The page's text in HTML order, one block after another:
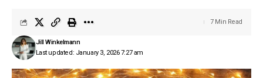
Last updated: January 3, 2026 7:27 am
Jill Winkelmann
7 Min Read